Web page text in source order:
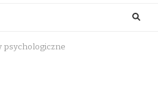
psychologiczne